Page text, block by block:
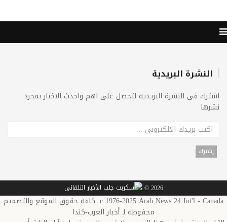
النشرة البريدية
اشترك فى النشرة البريدية لتحصل على اهم واحدث الاخبار بمجرد
نشرها
2026 ©
c 1976-2025 Arab News 24 Int'l - Canada: كافة حقوق الموقع والتصميم
محفوظة لـ أخبار العرب-كندا